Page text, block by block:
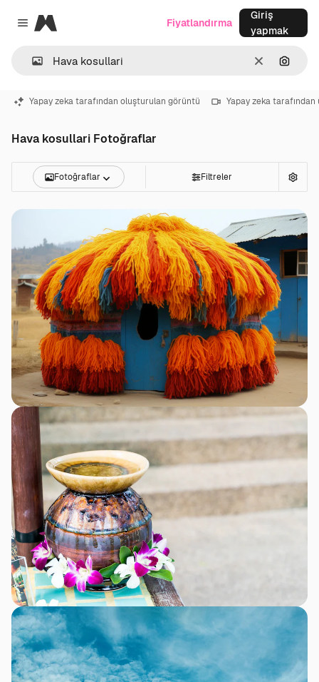
Close menu
Magnific
Temizlemek
Fiyatlandırma
Giriş
yapmak
Yapay zeka tarafından oluşturulan görüntü Yapay zeka
Hava kosullari Fotoğraflar
Fotoğraflar Filtreler